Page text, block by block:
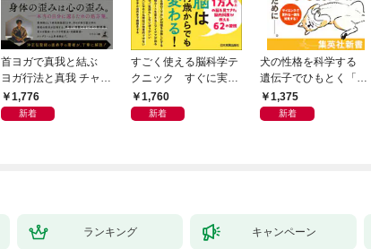
首ヨガで真我と結ぶ
ヨガ行法と真我 チャク
ラと真我の関係 クンダ
リーニ上昇体験 次元上
1,776
新着
すごく使える脳科学テ
クニック すぐに実践
したくなる
1,760
新着
犬の性格を科学する
遺伝子でひもとく「最
良の友」の進化
1,375
新着
ランキング キャンペーン